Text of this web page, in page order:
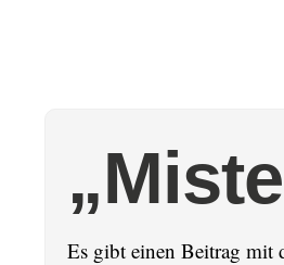
Es gibt einen Beitrag mit